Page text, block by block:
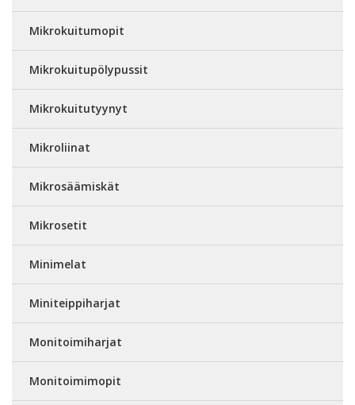
Mikrokuitumopit
Mikrokuitupölypussit
Mikrokuitutyynyt
Mikroliinat
Mikrosäämiskät
Mikrosetit
Minimelat
Miniteippiharjat
Monitoimiharjat
Monitoimimopit